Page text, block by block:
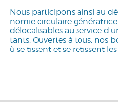
Nous participons ainsi au
nomie circulaire
délocalisables au service
tants. Ouvertes à tous, nos
ù se tissent et se retissent